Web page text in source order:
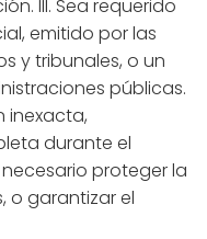
III. Sea requerido
emitido por las
y tribunales, o un
públicas.
inexacta,
durante el
proteger la
o garantizar el